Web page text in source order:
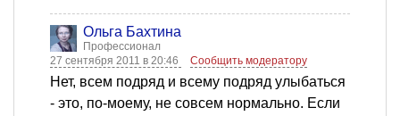
Ольга Бахтина
Профессионал
27 сентября 2011 в 20:46
Сообщить модератору
Нет, всем подряд и всему подряд улыбаться
- это, по-моему, не совсем нормально. Если